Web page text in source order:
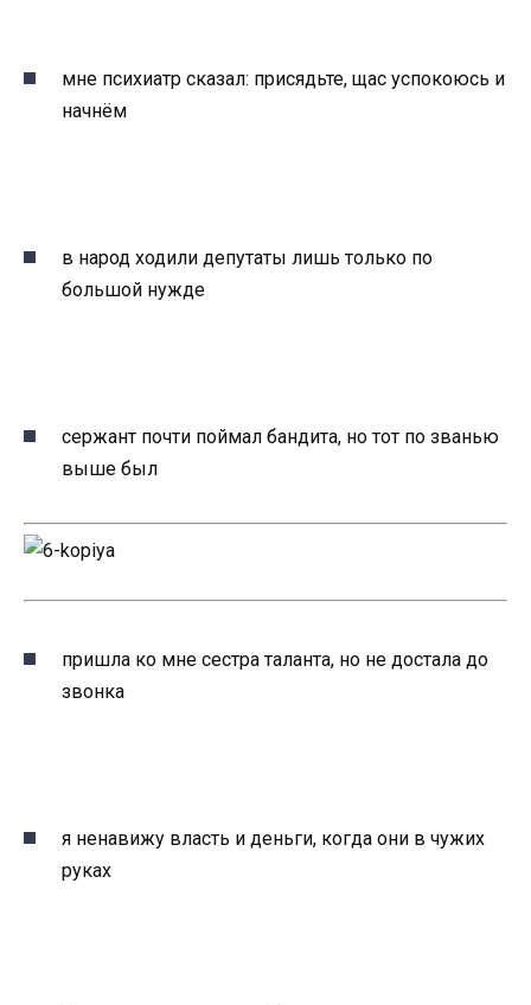
мне психиатр сказал: присядьте, щас успокоюсь и
начнём
в народ ходили депутаты лишь только по
большой нужде
сержант почти поймал бандита, но тот по званью
выше был
пришла ко мне сестра таланта, но не достала до
звонка
я ненавижу власть и деньги, когда они в чужих
руках